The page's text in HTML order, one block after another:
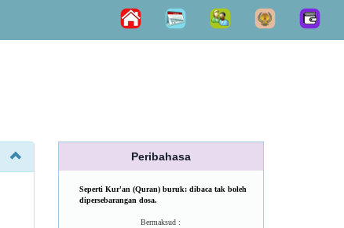
Peribahasa
Seperti Kur'an (Quran) buruk: dibaca tak boleh
dipersebarangan dosa.
Bermaksud :